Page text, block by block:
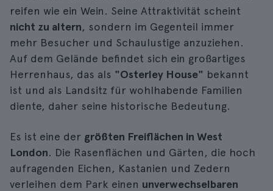
reifen wie ein Wein. Seine Attraktivität scheint
nicht zu altern, sondern im Gegenteil immer
mehr Besucher und Schaulustige anzuziehen.
Auf dem Gelände befindet sich ein großartiges
Herrenhaus, das als "Osterley House" bekannt
ist und als Landsitz für wohlhabende Familien
diente, daher seine historische Bedeutung.
Es ist eine der größten Freiflächen in West
London. Die Rasenflächen und Gärten, die hoch
aufragenden Eichen, Kastanien und Zedern
verleihen dem Park einen unverwechselbaren